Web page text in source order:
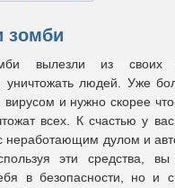
зомби
вылезли из своих
уничтожать людей. Уже
вирусом и нужно скорее
всех. К счастью у
неработающим дулом и
эти средства,
в безопасности, но и